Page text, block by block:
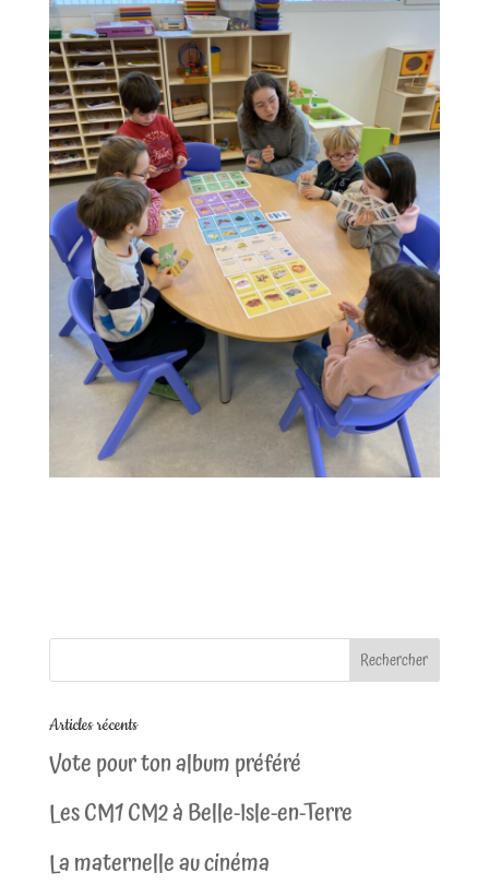
Articles récents
Vote pour ton album préféré
Les CM1 CM2 à Belle-Isle-en-Terre
La maternelle au cinéma